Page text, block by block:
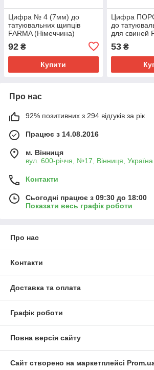
Цифра № 4 (7мм) до
татуювальних щипців
FARMA (Німеччина)
92 ₴
Купити
Цифра
до
для свиней
53₴
Про нас
92% позитивних з 294 відгуків за рік
Працює з 14.08.2016
м. Вінниця
вул. 600-річчя, №17, Вінниця, Україна
Контакти
Сьогодні працює з 09:30 до 18:00
Показати весь графік роботи
Про нас
Контакти
Доставка та оплата
Графік роботи
Повна версія сайту
Сайт створено на маркетплейсі